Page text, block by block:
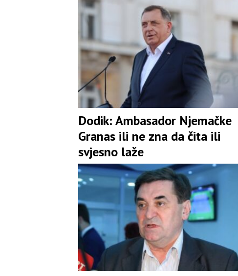
Dodik: Ambasador Njemačke
Granas ili ne zna da čita ili
svjesno laže